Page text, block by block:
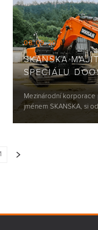
08. 09. 2021
SKANSKA
SPECIÁLU
Mezinárodní
jménem SKANSKA, si
DOOSAN v ČR.